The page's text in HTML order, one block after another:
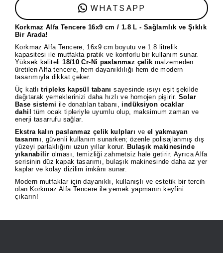
WHATSAPP
Korkmaz Alfa Tencere 16x9 cm / 1.8 L - Sağlamlık ve Şıklık
Bir Arada!
Korkmaz Alfa Tencere, 16x9 cm boyutu ve 1.8 litrelik
kapasitesi ile mutfakta pratik ve konforlu bir kullanım sunar.
Yüksek kaliteli18/10 Cr-Ni paslanmaz çelik malzemeden
üretilen Alfa tencere, hem dayanıklılığı hem de modern
tasarımıyla dikkat çeker.
Üç katlıtripleks kapsül tabanı sayesinde ısıyı eşit şekilde
dağıtarak yemeklerinizi daha hızlı ve homojen pişirir.Solar
Base sistemi ile donatılan tabanı,indüksiyon ocaklar
dahil
tüm ocak tipleriyle uyumlu olup, maksimum zaman ve
enerji tasarrufu sağlar.
Ekstra kalın paslanmaz çelik kulpları ve el yakmayan
tasarımı , güvenli kullanım sunarken; özenle polisajlanmış dış
yüzeyi parlaklığını uzun yıllar korur. Bulaşık makinesinde
yıkanabilir olması, temizliği zahmetsiz hale getirir. Ayrıca Alfa
serisinin düz kapak tasarımı, bulaşık makinesinde daha az yer
kaplar ve kolay dizilim imkânı sunar.
Modern mutfaklar için dayanıklı, kullanışlı ve estetik bir tercih
olan Korkmaz Alfa Tencere ile yemek yapmanın keyfini
çıkarın!